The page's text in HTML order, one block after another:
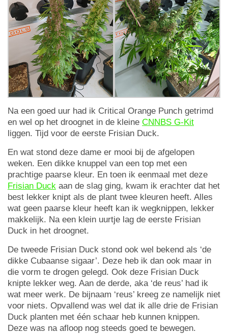
Na een goed uur had ik Critical Orange Punch getrimd
en wel op het droognet in de kleine CNNBS G-Kit
liggen. Tijd voor de eerste Frisian Duck.
En wat stond deze dame er mooi bij de afgelopen
weken. Een dikke knuppel van een top met een
prachtige paarse kleur. En toen ik eenmaal met deze
Frisian Duck aan de slag ging, kwam ik erachter dat het
best lekker knipt als de plant twee kleuren heeft. Alles
wat geen paarse kleur heeft kan ik wegknippen, lekker
makkelijk. Na een klein uurtje lag de eerste Frisian
Duck in het droognet.
De tweede Frisian Duck stond ook wel bekend als ‘de
dikke Cubaanse sigaar’. Deze heb ik dan ook maar in
die vorm te drogen gelegd. Ook deze Frisian Duck
knipte lekker weg. Aan de derde, aka ‘de reus’ had ik
wat meer werk. De bijnaam ‘reus’ kreeg ze namelijk niet
voor niets. Opvallend was wel dat ik alle drie de Frisian
Duck planten met één schaar heb kunnen knippen.
Deze was na afloop nog steeds goed te bewegen.